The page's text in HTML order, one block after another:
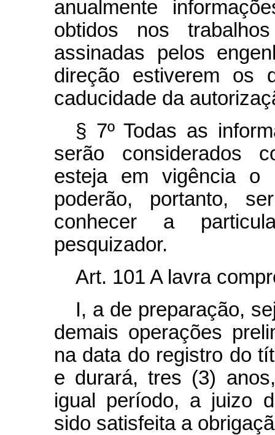
anualmente
obtidos nos
assinadas pelos
direção estiverem os
caducidade da
§ 7º Todas as
serão considerados
esteja em vigência o
poderão, portanto,
conhecer a
pesquizador.
Art. 101 A lavra
I, a de preparação,
demais operações
na data do registro do
e durará, tres (3)
igual período, a juizo
sido satisfeita a